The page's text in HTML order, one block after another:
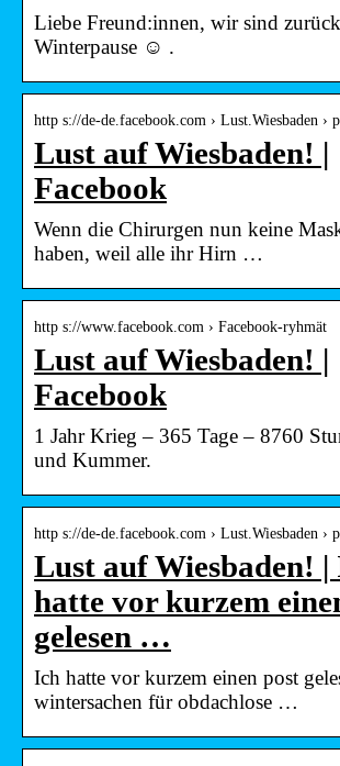
Liebe Freund:innen, wir sind
Winterpause ☺️ .
http s://de-de.facebook.com › Lust.Wiesbaden ›
Lust auf Wiesbaden! |
Facebook
Wenn die Chirurgen nun keine
haben, weil alle ihr Hirn …
http s://www.facebook.com › Facebook-ryhmät
Lust auf Wiesbaden! |
Facebook
1 Jahr Krieg – 365 Tage – 8760
und Kummer.
http s://de-de.facebook.com › Lust.Wiesbaden ›
Lust auf Wiesbaden! |
hatte vor kurzem
gelesen …
Ich hatte vor kurzem einen post
wintersachen für obdachlose …